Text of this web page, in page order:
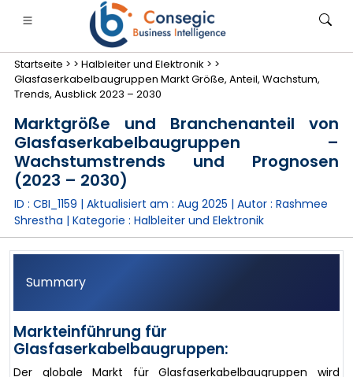
Finanzdienstleistungen und Versicherungen
• Konsumgüter • Energie und Strom
•
• Fallstudien
Startseite > > Halbleiter und Elektronik > >
Glasfaserkabelbaugruppen Markt Größe, Anteil, Wachstum,
Trends, Ausblick 2023 – 2030
Marktgröße und Branchenanteil von
Glasfaserkabelbaugruppen –
Wachstumstrends und Prognosen
(2023 – 2030)
ID : CBI_1159 | Aktualisiert am : Aug 2025 | Autor : Rashmee
Shrestha | Kategorie : Halbleiter und Elektronik
Summary
Markteinführung für
Glasfaserkabelbaugruppen:
Der globale Markt für Glasfaserkabelbaugruppen wird